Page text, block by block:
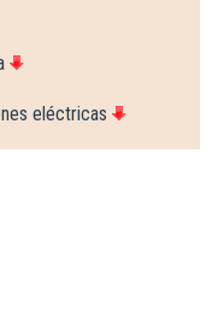
eléctricas